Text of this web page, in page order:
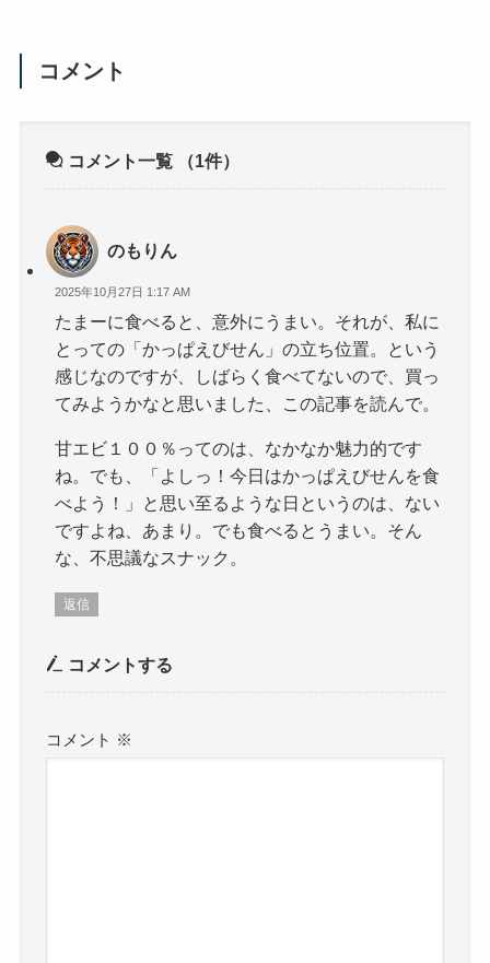
コメント
コメント一覧 （1件）
のもりん
2025年10月27日 1:17 AM
たまーに食べると、意外にうまい。それが、私に
とっての「かっぱえびせん」の立ち位置。という
感じなのですが、しばらく食べてないので、買っ
てみようかなと思いました、この記事を読んで。
甘エビ１００％ってのは、なかなか魅力的です
ね。でも、「よしっ！今日はかっぱえびせんを食
べよう！」と思い至るような日というのは、ない
ですよね、あまり。でも食べるとうまい。そん
な、不思議なスナック。
返信
コメントする
コメント ※